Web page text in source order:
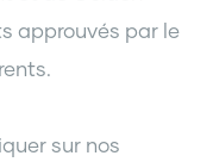
approuvés par le
sur nos